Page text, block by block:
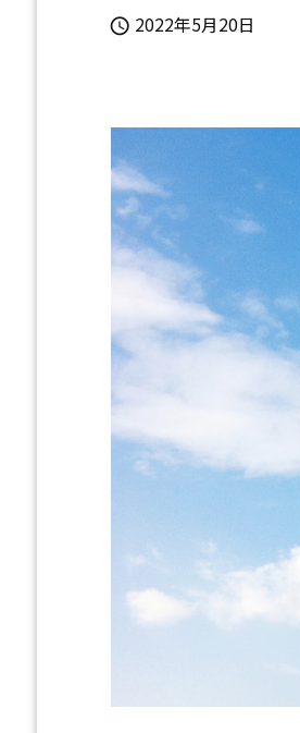
 2022年5月20日